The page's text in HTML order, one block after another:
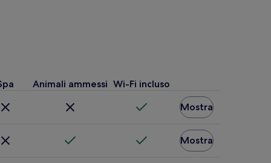
Animali ammessi Wi-Fi incluso
Mostra
Mostra